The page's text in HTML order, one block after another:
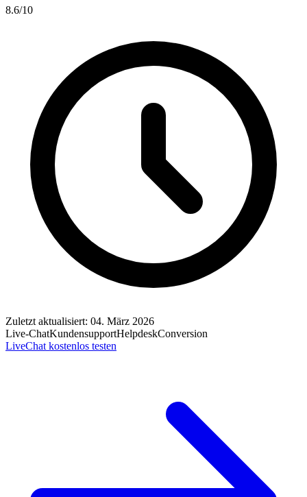
8.6/10
Zuletzt aktualisiert: 04. März 2026
Live-ChatKundensupportHelpdeskConversion
LiveChat kostenlos testen